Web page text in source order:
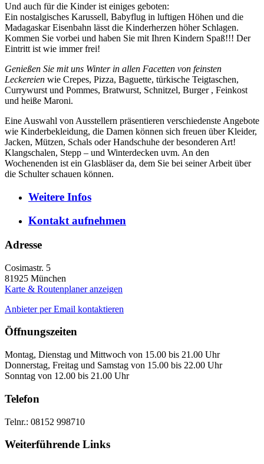
Und auch für die Kinder ist einiges geboten:
Ein nostalgisches Karussell, Babyflug in luftigen Höhen und die
Madagaskar Eisenbahn lässt die Kinderherzen höher Schlagen.
Kommen Sie vorbei und haben Sie mit Ihren Kindern Spaß!!! Der
Eintritt ist wie immer frei!
Genießen Sie mit uns Winter in allen Facetten von feinsten
Leckereien wie Crepes, Pizza, Baguette, türkische Teigtaschen,
Currywurst und Pommes, Bratwurst, Schnitzel, Burger , Feinkost
und heiße Maroni.
Eine Auswahl von Ausstellern präsentieren verschiedenste Angebote
wie Kinderbekleidung, die Damen können sich freuen über Kleider,
Jacken, Mützen, Schals oder Handschuhe der besonderen Art!
Klangschalen, Stepp – und Winterdecken uvm. An den
Wochenenden ist ein Glasbläser da, dem Sie bei seiner Arbeit über
die Schulter schauen können.
Weitere Infos
Kontaktaufnehmen
Adresse
Cosimastr. 5
81925 München
Karte & Routenplaner anzeigen
Anbieter per Email kontaktieren
Öffnungszeiten
Montag, Dienstag und Mittwoch von 15.00 bis 21.00 Uhr
Donnerstag, Freitag und Samstag von 15.00 bis 22.00 Uhr
Sonntag von 12.00 bis 21.00 Uhr
Telefon
Telnr.: 08152 998710
Weiterführende Links